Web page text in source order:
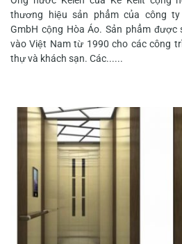
thương hiệu sản phẩm của công ty
GmbH cộng Hòa Áo. Sản phẩm
vào Việt Nam từ 1990 cho các công
thự và khách sạn. Các......